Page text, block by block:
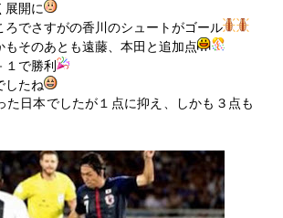
展開に
ろでさすがの香川のシュートがゴール
もそのあとも遠藤、本田と追加点
で勝利
したね
た日本でしたが１点に抑え、しかも３点も